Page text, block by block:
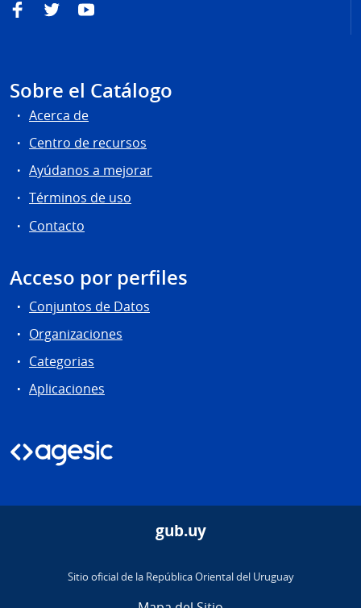
FacebookTwitterYouTube
Sobre el Catálogo
Acerca de
Centro de recursos
Ayúdanos a mejorar
Términos de uso
Contacto
Acceso por perfiles
Conjuntos de Datos
Organizaciones
Categorias
Aplicaciones
gub.uy
Sitio oficial de la República Oriental del Uruguay